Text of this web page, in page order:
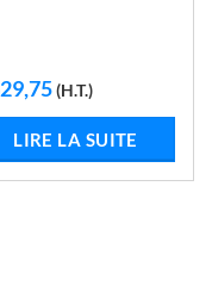
(H.T.)
LIRE LA SUITE